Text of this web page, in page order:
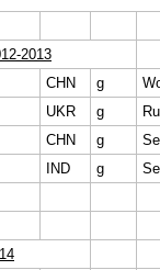
2013
CHN g
UKR
g
CHN g
IND g